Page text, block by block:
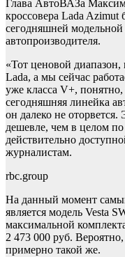
Глава АвтоВАЗа
кроссовера Lada
сегодняшней
автопроизводителя.
«Тот ценовой
Lada, а мы сейчас
уже класса V+,
сегодняшняя линейка
он далеко не оторвется.
дешевле, чем в целом
действительно
журналистам.
rbc.group
На данный момент
является модель Vesta
максимальной
2 473 000 руб.
примерно такой же.